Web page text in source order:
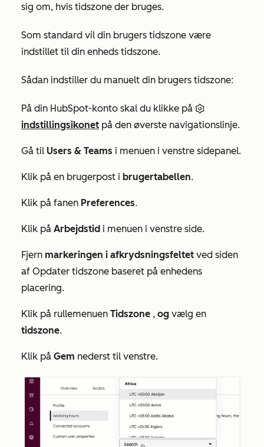
sig om, hvis tidszone der bruges.
Som standard vil din brugers tidszone være
indstillet til din enheds tidszone.
Sådan indstiller du manuelt din brugers tidszone:
På din HubSpot-konto skal du klikke på
indstillingsikonet på den øverste navigationslinje.
Gå til Users & Teams i menuen i venstre sidepanel.
Klik på en brugerpost i brugertabellen.
Klik på fanen Preferences.
Klik på Arbejdstid i menuen i venstre side.
Fjern markeringen i afkrydsningsfeltet ved siden
af Opdater tidszone baseret på enhedens
placering.
Klik på rullemenuen Tidszone , og vælg en
tidszone.
Klik på Gem nederst til venstre.